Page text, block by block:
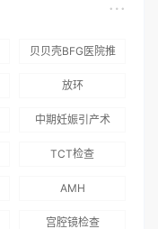
贝贝壳BFG医院推
放环
中期妊娠引产术
TCT检查
AMH
宫腔镜检查